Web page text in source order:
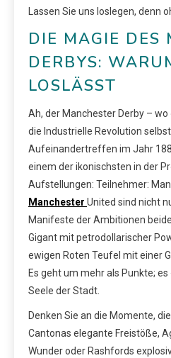
Lassen Sie uns loslegen, denn
DIE MAGIE DES
DERBYS:
LOSLÄSST
Ah, der Manchester Derby –
die Industrielle Revolution
Aufeinandertreffen im Jahr
einem der ikonischsten in der
Aufstellungen: Teilnehmer:
Manchester United sind nicht
Manifeste der Ambitionen
Gigant mit petrodollarischer
ewigen Roten Teufel mit einer
Es geht um mehr als Punkte;
Seele der Stadt.
Denken Sie an die Momente,
Cantonas elegante Freistöße,
Wunder oder Rashfords